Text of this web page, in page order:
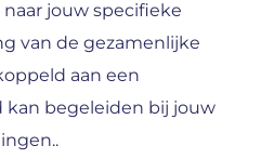
jouw specifieke
van de gezamenlijke
aan een
kan begeleiden bij jouw